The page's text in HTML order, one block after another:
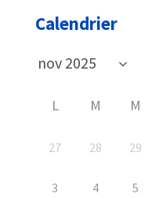
Calendrier
L M M
27 28 29
3 4 5